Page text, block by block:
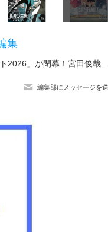
集
編集部にメッセージを